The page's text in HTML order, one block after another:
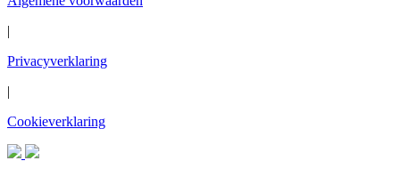
|
Privacyverklaring
|
Cookieverklaring